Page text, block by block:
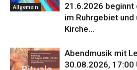
Allgemein
21.6.2026 beginnt
im Ruhrgebiet und
Kirche...
Abendmusik mit
30.08.2026, 17:00